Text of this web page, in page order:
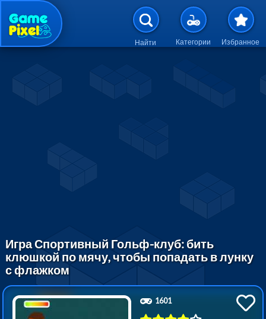
Перейти к основному
Найти Категории Избранное
Игра Спортивный Гольф-клуб: бить
клюшкой по мячу, чтобы попадать в лунку
с флажком
1601